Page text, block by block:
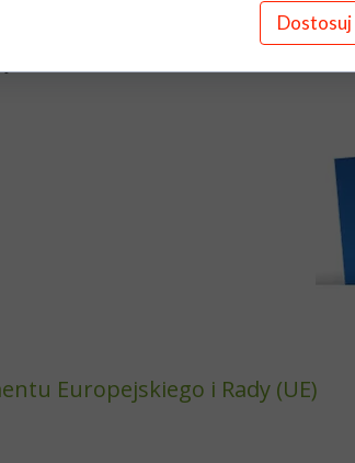
Europejskiego i Rady (UE)
znajduje się w siedzibie
Zespołu
Dostosuj